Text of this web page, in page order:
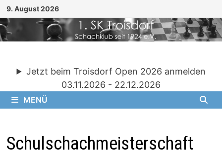
Zum
Inhalt
springen
9. August 2026
Jetzt beim Troisdorf Open 2026 anmelden
03.11.2026 - 22.12.2026
MENÜ
Schulschachmeisterschaft